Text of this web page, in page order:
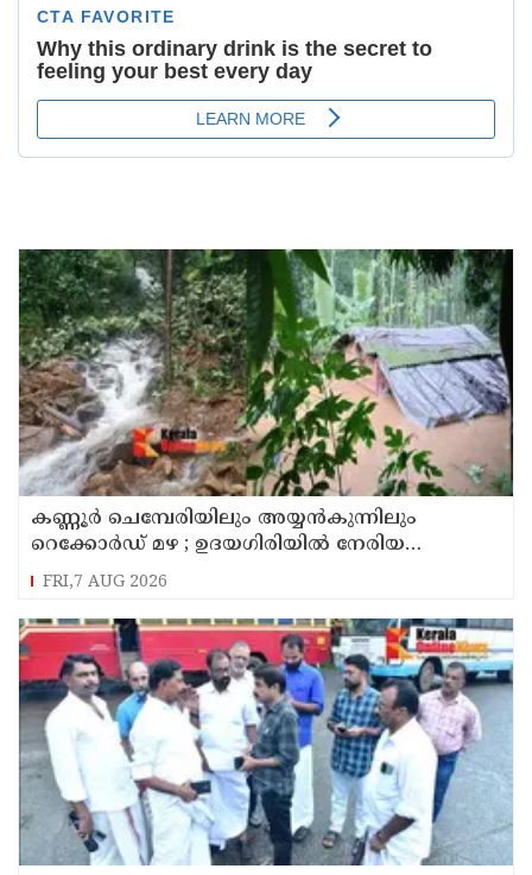
കണ്ണൂർ ചെമ്പേരിയിലും അയ്യൻകുന്നിലും
റെക്കോർഡ് മഴ ; ഉദയഗിരിയിൽ നേരിയ
ഉരുൾപൊട്ടൽ; 13 പേരെ ക്യാമ്പിലേക്ക് മാറ്റി
FRI,7 AUG 2026